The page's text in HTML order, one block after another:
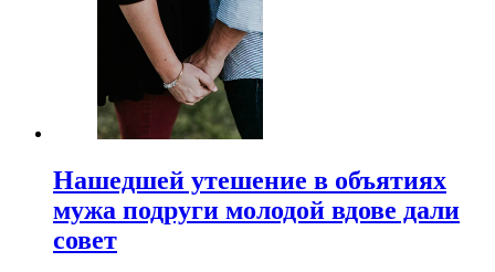
Нашедшей утешение в объятиях
мужа подруги молодой вдове дали
совет